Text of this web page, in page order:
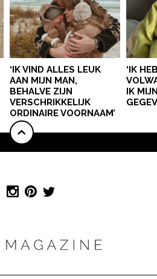
‘IK VIND ALLES LEUK
AAN MIJN MAN,
BEHALVE ZIJN
VERSCHRIKKELIJK
ORDINAIRE VOORNAAM’
‘IK
IK